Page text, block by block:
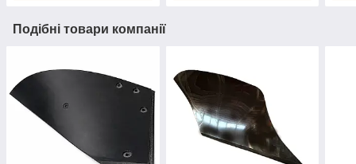
Подібні товари компанії